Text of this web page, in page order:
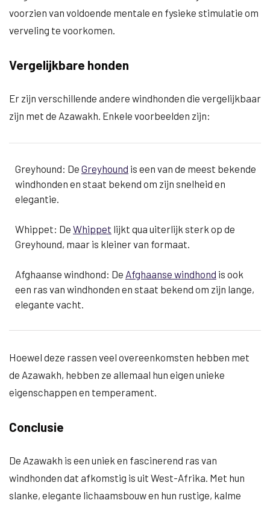
voorzien van voldoende mentale en fysieke stimulatie om
verveling te voorkomen.
Vergelijkbare honden
Er zijn verschillende andere windhonden die vergelijkbaar
zijn met de Azawakh. Enkele voorbeelden zijn:
Greyhound: De Greyhound is een van de meest bekende
windhonden en staat bekend om zijn snelheid en
elegantie.
Whippet: De Whippet lijkt qua uiterlijk sterk op de
Greyhound, maar is kleiner van formaat.
Afghaanse windhond: De Afghaanse windhond is ook
een ras van windhonden en staat bekend om zijn lange,
elegante vacht.
Hoewel deze rassen veel overeenkomsten hebben met
de Azawakh, hebben ze allemaal hun eigen unieke
eigenschappen en temperament.
Conclusie
De Azawakh is een uniek en fascinerend ras van
windhonden dat afkomstig is uit West-Afrika. Met hun
slanke, elegante lichaamsbouw en hun rustige, kalme